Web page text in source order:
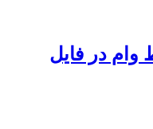
در فایل